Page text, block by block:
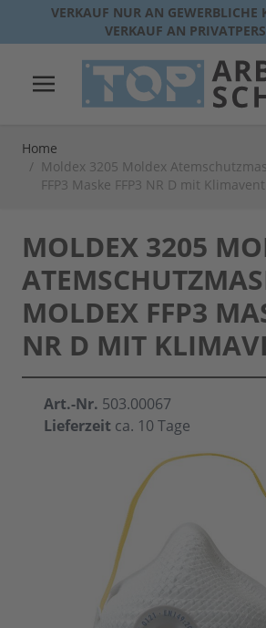
Direkt zum Inhalt
VERKAUF NUR AN GEWERBLICHE
VERKAUF AN
Home
/ Moldex 3205 Moldex
FFP3 Maske FFP3 NR D mit
MOLDEX 3205
MOLDEX FFP3
NR D MIT
Art.-Nr. 503.00067
Lieferzeit ca. 10 Tage